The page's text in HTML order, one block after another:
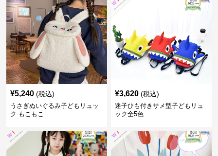
¥5,240 (税込)
うさぎぬいぐるみ子どもリュッ
ク もこもこ
¥3,620 (税込)
迷子ひも付きサメ型子どもリュ
ック全5色